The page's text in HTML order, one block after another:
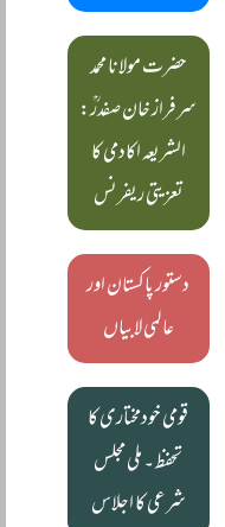
حضرت مولانا محمد
سرفراز خان صفدرؒ:
الشریعہ اکادمی کا
تعزیتی ریفرنس
دستور پاکستان اور
عالمی لابیاں
قومی خودمختاری کا
تحفظ ۔ ملی مجلس
شرعی کا اجلاس